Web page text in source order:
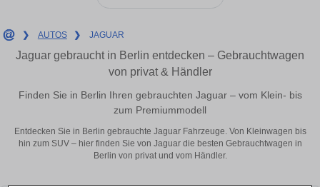
❯ AUTOS ❯ JAGUAR
Jaguar gebraucht in Berlin entdecken – Gebrauchtwagen
von privat & Händler
Finden Sie in Berlin Ihren gebrauchten Jaguar – vom Klein- bis
zum Premiummodell
Entdecken Sie in Berlin gebrauchte Jaguar Fahrzeuge. Von Kleinwagen bis
hin zum SUV – hier finden Sie von Jaguar die besten Gebrauchtwagen in
Berlin von privat und vom Händler.